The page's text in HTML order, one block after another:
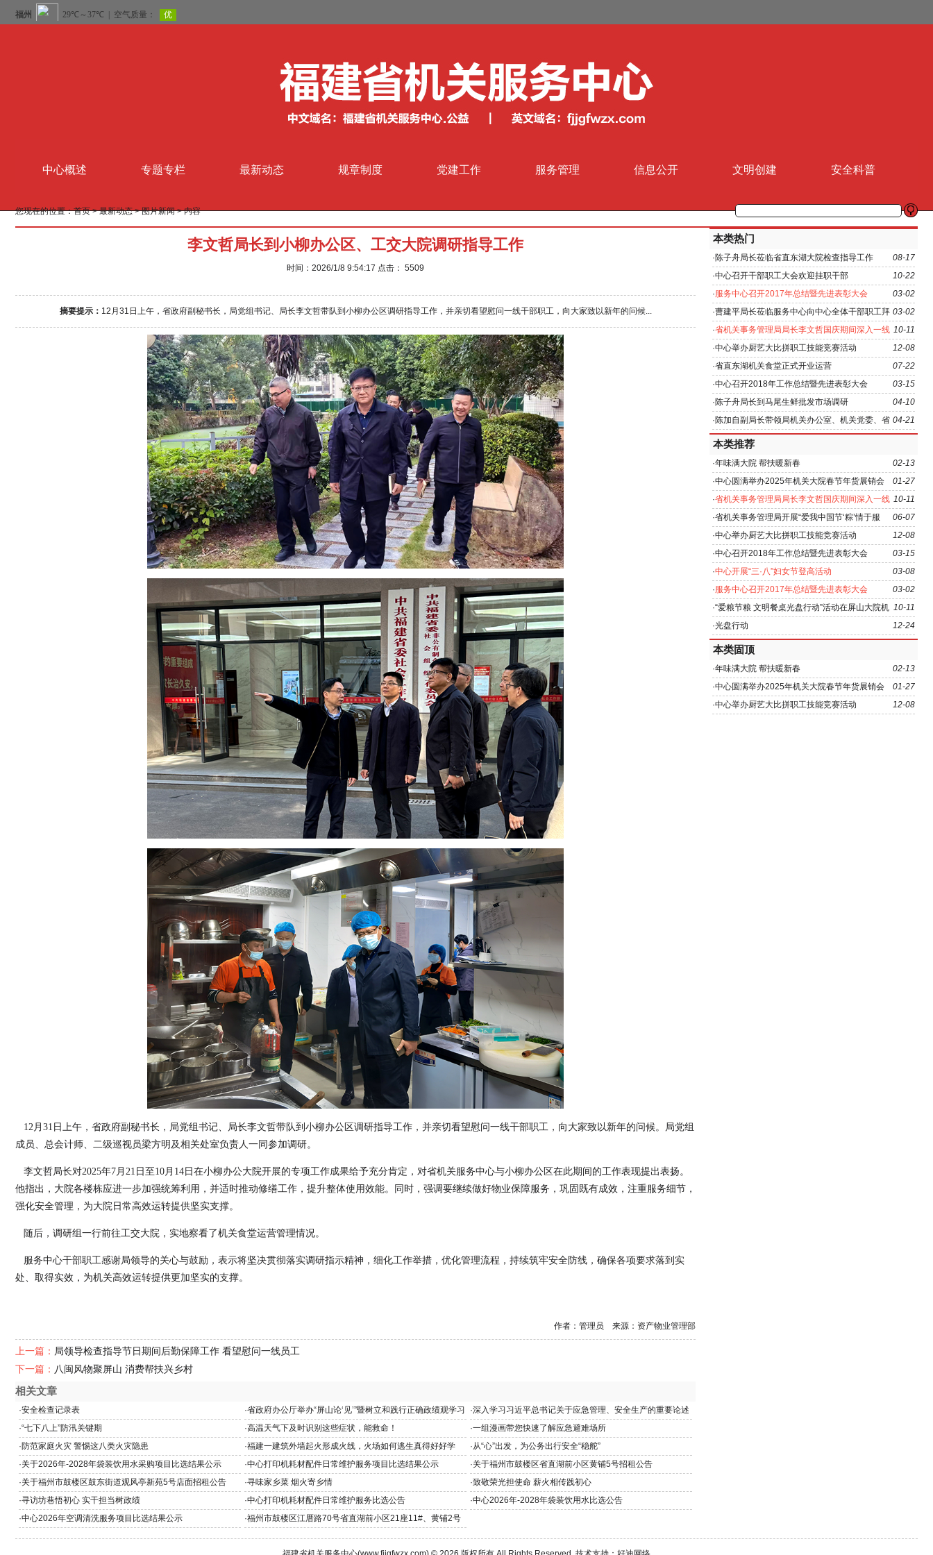
中心概述 专题专栏 最新动态 规章制度 党建工作 服务管理 信息公开 文明创建 安全科普
您现在的位置：首页>最新动态>图片新闻> 内容
李文哲局长到小柳办公区、工交大院调研指导工作
时间：2026/1/8 9:54:17 点击： 5509
摘要提示： 12月31日上午，省政府副秘书长，局党组书记、局长李文哲带队到小柳办公区调研指导工作，并亲切看望慰问一线干部职工，向大家致以新年的问候...
12月31日上午，省政府副秘书长，局党组书记、局长李文哲带队到小柳办公区调研指导工作，并亲切看望慰问一线干部职工，向大家致以新年的问候。局党组
成员、总会计师、二级巡视员梁方明及相关处室负责人一同参加调研。
李文哲局长对2025年7月21日至10月14日在小柳办公大院开展的专项工作成果给予充分肯定，对省机关服务中心与小柳办公区在此期间的工作表现提出表扬。
他指出，大院各楼栋应进一步加强统筹利用，并适时推动修缮工作，提升整体使用效能。同时，强调要继续做好物业保障服务，巩固既有成效，注重服务细节，
强化安全管理，为大院日常高效运转提供坚实支撑。
随后，调研组一行前往工交大院，实地察看了机关食堂运营管理情况。
服务中心干部职工感谢局领导的关心与鼓励，表示将坚决贯彻落实调研指示精神，细化工作举措，优化管理流程，持续筑牢安全防线，确保各项要求落到实
处、取得实效，为机关高效运转提供更加坚实的支撑。
作者：管理员 来源：资产物业管理部
上一篇： 局领导检查指导节日期间后勤保障工作 看望慰问一线员工
下一篇： 八闽风物聚屏山 消费帮扶兴乡村
相关文章
·安全检查记录表 ·省政府办公厅举办“屏山论‘见’”暨树立和践行正确政绩观学习
教育专题党课
·深入学习习近平总书记关于应急管理、安全生产的重要论述
和重要指示批示精神
·“七下八上”防汛关键期 ·高温天气下及时识别这些症状，能救命！ ·一组漫画带您快速了解应急避难场所
·防范家庭火灾 警惕这八类火灾隐患 ·福建一建筑外墙起火形成火线，火场如何逃生真得好好学 ·从“心”出发，为公务出行安全“稳舵”
·关于2026年-2028年袋装饮用水采购项目比选结果公示 ·中心打印机耗材配件日常维护服务项目比选结果公示 ·关于福州市鼓楼区省直湖前小区黄铺5号招租公告
·关于福州市鼓楼区鼓东街道观风亭新苑5号店面招租公告 ·寻味家乡菜 烟火寄乡情 ·致敬荣光担使命 薪火相传践初心
·寻访坊巷悟初心 实干担当树政绩 ·中心打印机耗材配件日常维护服务比选公告 ·中心2026年-2028年袋装饮用水比选公告
·中心2026年空调清洗服务项目比选结果公示 ·福州市鼓楼区江厝路70号省直湖前小区21座11#、黄铺2号
本类热门
08-17
·陈子舟局长莅临省直东湖大院检查指导工作
10-22
·中心召开干部职工大会欢迎挂职干部
03-02
·服务中心召开2017年总结暨先进表彰大会
03-02
·曹建平局长莅临服务中心向中心全体干部职工拜
年
10-11
·省机关事务管理局局长李文哲国庆期间深入一线
检查后勤服务保障工作
12-08
·中心举办厨艺大比拼职工技能竞赛活动
07-22
·省直东湖机关食堂正式开业运营
03-15
·中心召开2018年工作总结暨先进表彰大会
04-10
·陈子舟局长到马尾生鲜批发市场调研
04-21
·陈加自副局长带领局机关办公室、机关党委、省
机关服务中心一行8人前往省文联参观学习
本类推荐
02-13
·年味满大院 帮扶暖新春
01-27
·中心圆满举办2025年机关大院春节年货展销会
10-11
·省机关事务管理局局长李文哲国庆期间深入一线
检查后勤服务保障工作
06-07
·省机关事务管理局开展“爱我中国节‘粽’情于服
务”主题活动
12-08
·中心举办厨艺大比拼职工技能竞赛活动
03-15
·中心召开2018年工作总结暨先进表彰大会
03-08
·中心开展“三·八”妇女节登高活动
03-02
·服务中心召开2017年总结暨先进表彰大会
10-11
·“爱粮节粮 文明餐桌光盘行动”活动在屏山大院机
关食堂举行
12-24
·光盘行动
本类固顶
02-13
·年味满大院 帮扶暖新春
01-27
·中心圆满举办2025年机关大院春节年货展销会
12-08
·中心举办厨艺大比拼职工技能竞赛活动